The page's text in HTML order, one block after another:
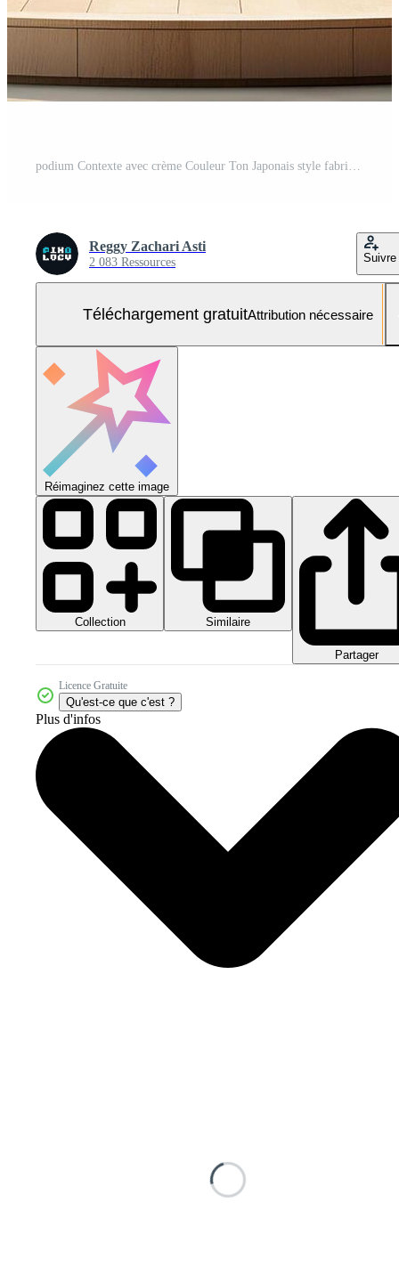
podium Contexte avec crème Couleur Ton Japonais style fabriqué par ai génératif Photo Gratuite
Reggy Zachari Asti
2 083 Ressources Suivre
Téléchargement gratuitAttribution nécessaire
Réimaginez cette image
Collection Similaire
Partager
Licence Gratuite
Qu'est-ce que c'est ?
Plus d'infos